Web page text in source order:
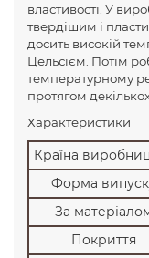
властивості. У
твердішим і
досить високій
Цельсієм. Потім
температурному
протягом
Характеристики
Країна
Форма
За
Покриття